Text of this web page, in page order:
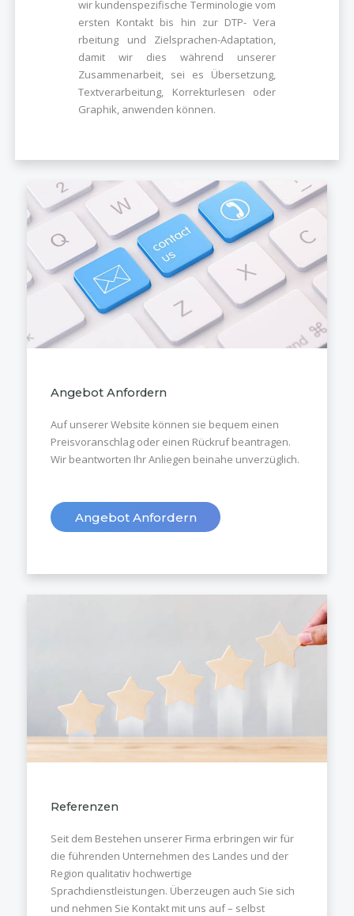
wir kundenspezifische Terminologie vom
ersten Kontakt bis hin zur DTP- Vera
rbeitung und Zielsprachen-Adaptation,
damit wir dies während unserer
Zusammenarbeit, sei es Übersetzung,
Textverarbeitung, Korrekturlesen oder
Graphik, anwenden können.
Angebot Anfordern
Auf unserer Website können sie bequem einen
Preisvoranschlag oder einen Rückruf beantragen.
Wir beantworten Ihr Anliegen beinahe unverzüglich.
Angebot Anfordern
Referenzen
Seit dem Bestehen unserer Firma erbringen wir für
die führenden Unternehmen des Landes und der
Region qualitativ hochwertige
Sprachdienstleistungen. Überzeugen auch Sie sich
und nehmen Sie Kontakt mit uns auf – selbst